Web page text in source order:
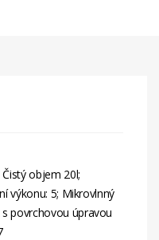
objem 20l;
výkonu: 5; Mikrovlnný
povrchovou úpravou